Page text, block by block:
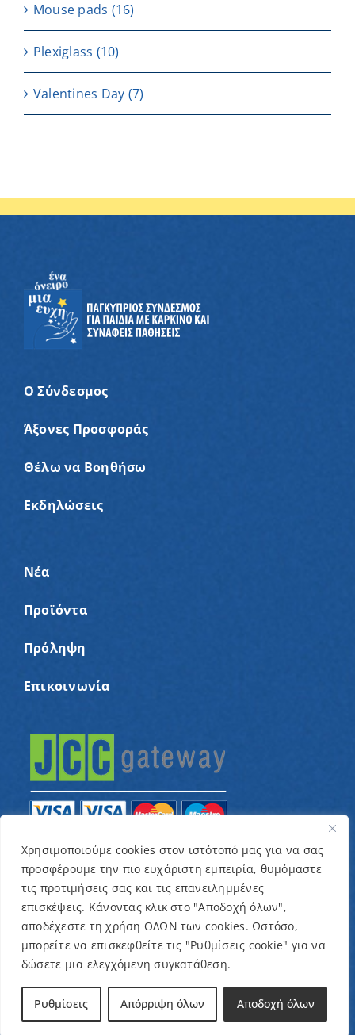
Χρησιμοποιούμε cookies στον ιστότοπό μας για να σας
προσφέρουμε την πιο ευχάριστη εμπειρία, θυμόμαστε
τις προτιμήσεις σας και τις επανειλημμένες
επισκέψεις. Κάνοντας κλικ στο "Αποδοχή όλων",
αποδέχεστε τη χρήση ΟΛΩΝ των cookies. Ωστόσο,
μπορείτε να επισκεφθείτε τις "Ρυθμίσεις cookie" για να
δώσετε μια ελεγχόμενη συγκατάθεση.
Ρυθμίσεις Απόρριψη όλων Αποδοχή όλων
Μouse pads (16)
Plexiglass (10)
Valentines Day (7)
Ο Σύνδεσμος
Άξονες Προσφοράς
Θέλω να Βοηθήσω
Εκδηλώσεις
Νέα
Προϊόντα
Πρόληψη
Επικοινωνία
© Copyright 2022 – Παγκύπριος Σύνδεσμος για
παιδιά με καρκίνο και συναφείς παθήσεις «Ένα
Όνειρο Μια Ευχή» / Designed & Developed byNETinfo
Plc
Όροι και Προϋποθέσεις|Πολιτική Απορρήτου